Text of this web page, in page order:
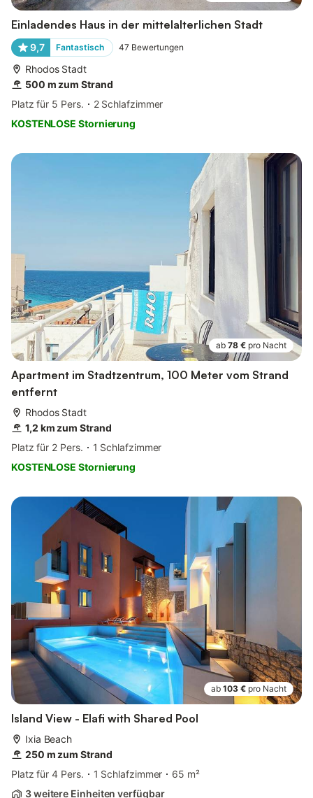
Einladendes Haus in der mittelalterlichen Stadt
9,7 Fantastisch 47 Bewertungen
Rhodos Stadt
500 m zum Strand
Platz für 5 Pers.
2 Schlafzimmer
KOSTENLOSE Stornierung
ab 78 € pro Nacht
Apartment im Stadtzentrum, 100 Meter vom Strand
entfernt
Rhodos Stadt
1,2 km zum Strand
Platz für 2 Pers.
1 Schlafzimmer
KOSTENLOSE Stornierung
ab 103 € pro Nacht
Island View - Elafi with Shared Pool
Ixia Beach
250 m zum Strand
Platz für 4 Pers.
1 Schlafzimmer
65 m²
3 weitere Einheiten verfügbar